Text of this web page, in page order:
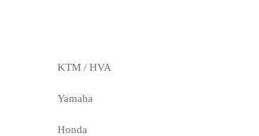
KTM / HVA
Yamaha
Honda